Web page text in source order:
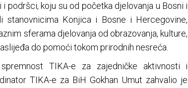
podršci, koju su od početka djelovanja u Bosni i
stanovnicima Konjica i Bosne i Hercegovine,
sferama djelovanja od obrazovanja, kulture,
do pomoći tokom prirodnih nesreća.
TIKA-e za zajedničke aktivnosti i
TIKA-e za BiH Gokhan Umut zahvalio je